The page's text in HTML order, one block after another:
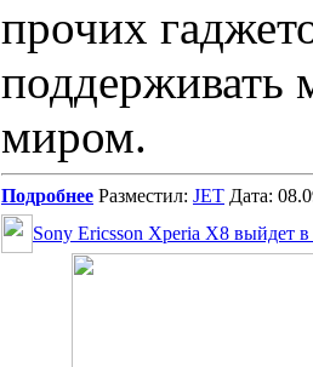
прочих
поддерживать
миром.
Подробнее Разместил: JET Дата:
Sony Ericsson Xperia X8 выйдет